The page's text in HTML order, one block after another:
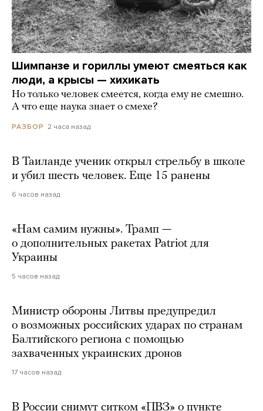
Шимпанзе и гориллы умеют смеяться как
люди, а крысы — хихикать
Но только человек смеется, когда ему не смешно.
А что еще наука знает о смехе?
РАЗБОР 2 часа назад
В Таиланде ученик открыл стрельбу в школе
и убил шесть человек. Еще 15 ранены
6 часов назад
«Нам самим нужны». Трамп —
о дополнительных ракетах Patriot для
Украины
5 часов назад
Министр обороны Литвы предупредил
о возможных российских ударах по странам
Балтийского региона с помощью
захваченных украинских дронов
17 часов назад
В России снимут ситком «ПВЗ» о пункте